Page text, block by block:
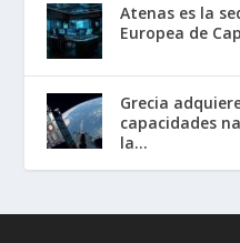
Atenas es la
Europea de
Grecia
capacidades
la...